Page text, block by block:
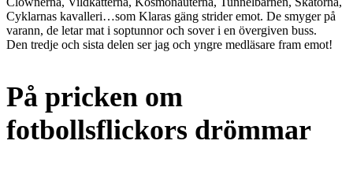
Cyklarnas kavalleri…som Klaras gäng strider emot. De smyger på
varann, de letar mat i soptunnor och sover i en övergiven buss.
Den tredje och sista delen ser jag och yngre medläsare fram emot!
På pricken om
fotbollsflickors drömmar